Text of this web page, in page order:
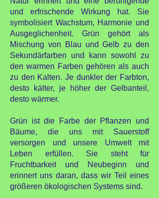
und erfrischende Wirkung hat. Sie
symbolisiert Wachstum, Harmonie und
Ausgeglichenheit. Grün gehört als
Mischung von Blau und Gelb zu den
Sekundärfarben und kann sowohl zu
den warmen Farben gehören als auch
zu den Kalten. Je dunkler der Farbton,
desto kälter, je höher der Gelbanteil,
desto wärmer.
Grün ist die Farbe der Pflanzen und
Bäume, die uns mit Sauerstoff
versorgen und unsere Umwelt mit
Leben erfüllen. Sie steht für
Fruchtbarkeit und Neubeginn und
erinnert uns daran, dass wir Teil eines
größeren ökologischen Systems sind.